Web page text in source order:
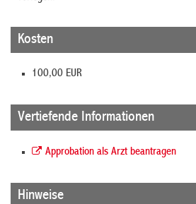
Kosten
100,00 EUR
Vertiefende Informationen
Approbation als Arzt beantragen
Hinweise